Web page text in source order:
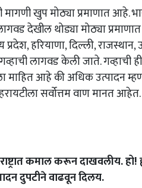
मागणी खुप मोठ्या प्रमाणात आहे.
देखील थोड्या मोठ्या
हरियाणा, दिल्ली, राजस्थान,
गव्हाची लागवड केली जाते.
माहित आहे की अधिक उत्पादन
सर्वोत्तम वाण मानत आहेत.
कमालकरूनदाखवलीय.हो!
दुपटीनेवाढवूनदिलय.